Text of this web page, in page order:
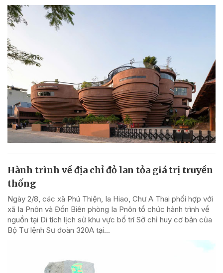
Hành trình về địa chỉ đỏ lan tỏa giá trị truyền
thống
Ngày 2/8, các xã Phú Thiện, Ia Hiao, Chư A Thai phối hợp với
xã Ia Pnôn và Đồn Biên phòng Ia Pnôn tổ chức hành trình về
nguồn tại Di tích lịch sử khu vực bố trí Sở chỉ huy cơ bản của
Bộ Tư lệnh Sư đoàn 320A tại...